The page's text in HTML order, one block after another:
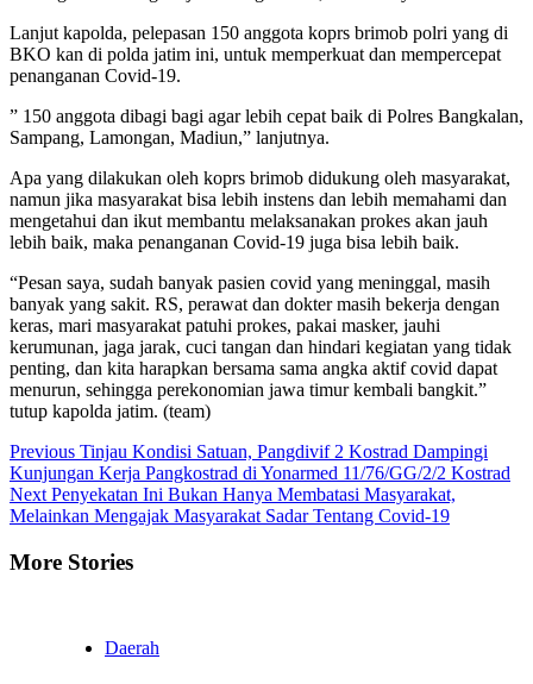
Lanjut kapolda, pelepasan 150 anggota koprs brimob polri yang di
BKO kan di polda jatim ini, untuk memperkuat dan mempercepat
penanganan Covid-19.
” 150 anggota dibagi bagi agar lebih cepat baik di Polres Bangkalan,
Sampang, Lamongan, Madiun,” lanjutnya.
Apa yang dilakukan oleh koprs brimob didukung oleh masyarakat,
namun jika masyarakat bisa lebih instens dan lebih memahami dan
mengetahui dan ikut membantu melaksanakan prokes akan jauh
lebih baik, maka penanganan Covid-19 juga bisa lebih baik.
“Pesan saya, sudah banyak pasien covid yang meninggal, masih
banyak yang sakit. RS, perawat dan dokter masih bekerja dengan
keras, mari masyarakat patuhi prokes, pakai masker, jauhi
kerumunan, jaga jarak, cuci tangan dan hindari kegiatan yang tidak
penting, dan kita harapkan bersama sama angka aktif covid dapat
menurun, sehingga perekonomian jawa timur kembali bangkit.”
tutup kapolda jatim. (team)
Continue
Reading
Previous Tinjau Kondisi Satuan, Pangdivif 2 Kostrad Dampingi
Kunjungan Kerja Pangkostrad di Yonarmed 11/76/GG/2/2 Kostrad
Next Penyekatan Ini Bukan Hanya Membatasi Masyarakat,
Melainkan Mengajak Masyarakat Sadar Tentang Covid-19
More Stories
Daerah